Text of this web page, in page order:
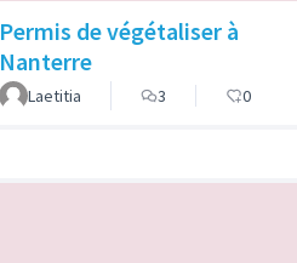
Permis de végétaliser à
Nanterre
Laetitia 3 0